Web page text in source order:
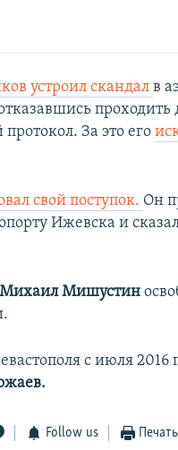
устроил скандалв
проходить
За это его
свой поступок. Он
Ижевска и
Михаил Мишустин
с июля 2016
Follow us Печать